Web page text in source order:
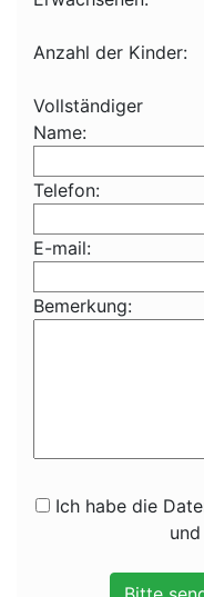
Anzahl der Kinder:
Vollständiger
Name:
Telefon:
E-mail:
Bemerkung:
Ich habe die